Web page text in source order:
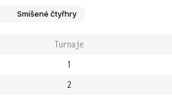
Smíšené čtyřhry
Turnaje
1
2